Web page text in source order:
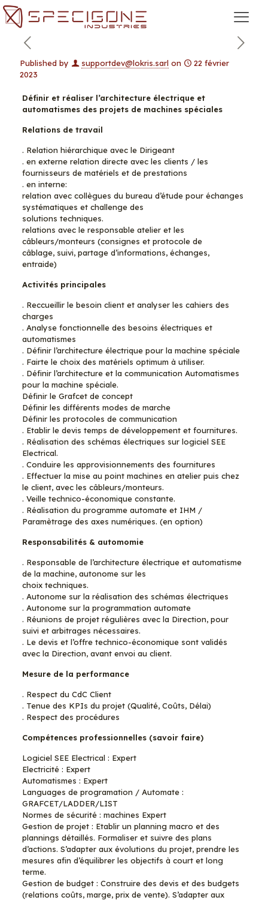
Published by supportdev@lokris.sarl on
22 février
2023
Définir et réaliser l’architecture électrique et
automatismes des projets de machines spéciales
Relations de travail
. Relation hiérarchique avec le Dirigeant
. en externe relation directe avec les clients / les
fournisseurs de matériels et de prestations
. en interne:
relation avec collègues du bureau d’étude pour échanges
systématiques et challenge des
solutions techniques.
relations avec le responsable atelier et les
câbleurs/monteurs (consignes et protocole de
câblage, suivi, partage d’informations, échanges,
entraide)
Activités principales
. Reccueillir le besoin client et analyser les cahiers des
charges
. Analyse fonctionnelle des besoins électriques et
automatismes
. Définir l’architecture électrique pour la machine spéciale
. Fairte le choix des matériels optimum à utiliser.
. Définir l’architecture et la communication Automatismes
pour la machine spéciale.
Définir le Grafcet de concept
Définir les différents modes de marche
Définir les protocoles de communication
. Etablir le devis temps de développement et fournitures.
. Réalisation des schémas électriques sur logiciel SEE
Electrical.
. Conduire les approvisionnements des fournitures
. Effectuer la mise au point machines en atelier puis chez
le client, avec les câbleurs/monteurs.
. Veille technico-économique constante.
. Réalisation du programme automate et IHM /
Paramètrage des axes numériques. (en option)
Responsabilités & automomie
. Responsable de l’architecture électrique et automatisme
de la machine, autonome sur les
choix techniques.
. Autonome sur la réalisation des schémas électriques
. Autonome sur la programmation automate
. Réunions de projet régulières avec la Direction, pour
suivi et arbitrages nécessaires.
. Le devis et l’offre technico-économique sont validés
avec la Direction, avant envoi au client.
Mesure de la performance
. Respect du CdC Client
. Tenue des KPIs du projet (Qualité, Coûts, Délai)
. Respect des procédures
Compétences professionnelles (savoir faire)
Logiciel SEE Electrical : Expert
Electricité : Expert
Automatismes : Expert
Languages de programation / Automate :
GRAFCET/LADDER/LIST
Normes de sécurité : machines Expert
Gestion de projet : Etablir un planning macro et des
plannings détaillés. Formaliser et suivre des plans
d’actions. S’adapter aux évolutions du projet, prendre les
mesures afin d’équilibrer les objectifs à court et long
terme.
Gestion de budget : Construire des devis et des budgets
(relations coûts, marge, prix de vente). S’adapter aux